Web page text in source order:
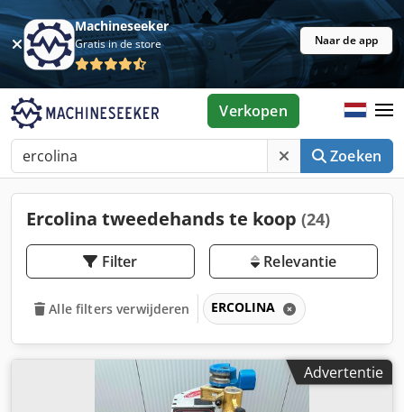
Machineseeker
Gratis in de store Naar de app
Zoeken
Verkopen
Ercolina tweedehands te koop (24)
Filter Relevantie
Alle filters verwijderen ERCOLINA
Advertentie